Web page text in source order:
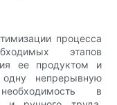
процесса
этапов
ее продуктом и
непрерывную
в